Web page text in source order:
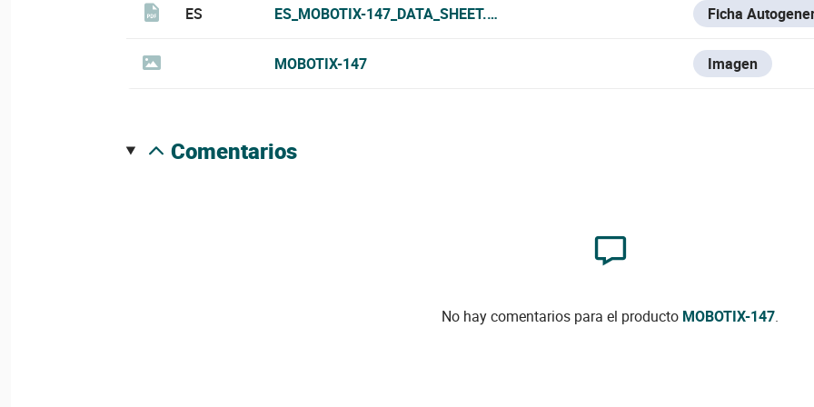
ES ES_MOBOTIX-147_DATA_SHEET.PDF Ficha
MOBOTIX-147 Imagen
comentarios
No hay comentarios para el producto MOBOTIX-147.